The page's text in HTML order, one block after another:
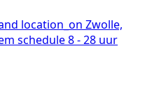
location_on Zwolle,
schedule8 - 28 uur